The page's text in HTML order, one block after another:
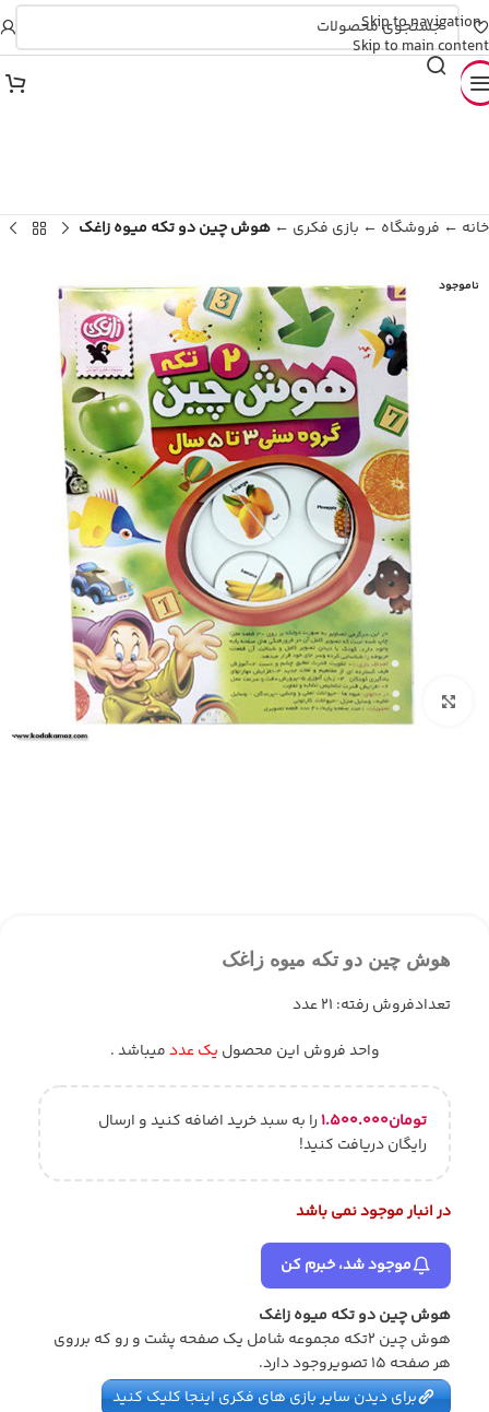
Skip to navigation
Skip to main content
🚀 فروش اقساطی تـرب و اسنپ‌پی
خانه ← فروشگاه ← بازی فکری ← هوش چین دو تکه میوه زاغک
ناموجود
بزرگنمایی تصویر
هوش چین دو تکه میوه زاغک
تعدادفروش رفته: 21 عدد
واحد فروش این محصول یک عددمیباشد .
تومان۱.۵۰۰.۰۰۰ را به سبد خرید اضافه کنید و ارسال
رایگان دریافت کنید!
در انبار موجود نمی باشد
موجود شد، خبرم کن
هوش چین دو تکه میوه زاغک
هوش چین 2تکه مجموعه شامل یک صفحه پشت و رو که برروی
هر صفحه 15 تصویروجود دارد.
برای دیدن سایر بازی های فکری اینجا کلیک کنید